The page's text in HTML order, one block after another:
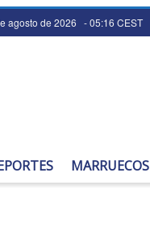
agosto de 2026 - 05:16 CEST
MARRUECOS